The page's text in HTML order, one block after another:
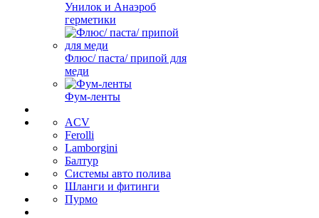
Унилок и Анаэроб
герметики
Флюс/ паста/ припой для
меди
Фум-ленты
ACV
Ferolli
Lamborgini
Балтур
Системы авто полива
Шланги и фитинги
Пурмо